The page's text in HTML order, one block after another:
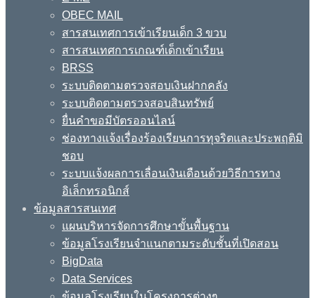
OBEC MAIL
สารสนเทศการเข้าเรียนเด็ก 3 ขวบ
สารสนเทศการเกณฑ์เด็กเข้าเรียน
BRSS
ระบบติดตามตรวจสอบเงินฝากคลัง
ระบบติดตามตรวจสอบสินทรัพย์
ยื่นคำขอมีบัตรออนไลน์
ช่องทางแจ้งเรื่องร้องเรียนการทุจริตและประพฤติมิ
ชอบ
ระบบแจ้งผลการเลื่อนเงินเดือนด้วยวิธีการทาง
อิเล็กทรอนิกส์
ข้อมูลสารสนเทศ
แผนบริหารจัดการศึกษาขั้นพื้นฐาน
ข้อมูลโรงเรียนจำแนกตามระดับชั้นที่เปิดสอน
BigData
Data Services